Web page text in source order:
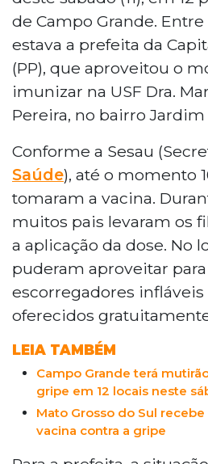
de Campo Grande.
estava a prefeita da
(PP), que aproveitou o
imunizar na USF Dra.
Pereira, no bairro Jardim
Conforme a Sesau
Saúde), até o momento
tomaram a vacina.
muitos pais levaram os
a aplicação da dose. No
puderam aproveitar
escorregadores
oferecidos
LEIA TAMBÉM
Campo Grande terá
gripe em 12 locais neste
Mato Grosso do Sul
vacina contra a gripe